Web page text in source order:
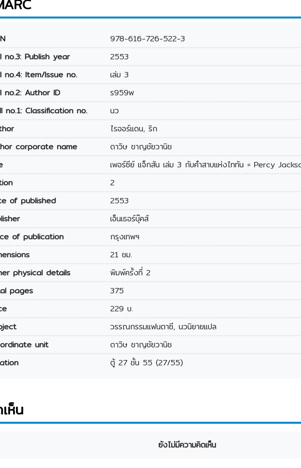
978-616-726-522-3
Publish year
2553
Item/Issue no.
เล่ม 3
Author ID
ร959พ
Classification no.
นว
ไรออร์แดน, ริก
corporate name
ดาวิษ ชาญชัยวานิช
เพอร์ซีย์ แจ็กสัน เล่ม 3 กับคำสาบแห่งไททัน = Percy
2
of published
2553
เอ็นเธอร์บุ๊คส์
of publication
กรุงเทพฯ
21 ชม.
physical details
พิมพ์ครั้งที่ 2
pages
375
229 บ.
วรรณกรรมแฟนตาซี, นวนิยายแปล
unit
ดาวิษ ชาญชัยวานิช
ตู้ 27 ชั้น 55 (27/55)
ห็น
ยังไม่มีความคิดเห็น